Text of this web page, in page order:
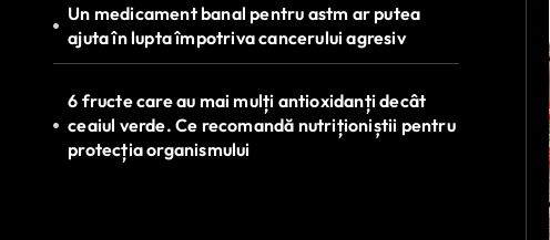
Un medicament banal pentru astm ar putea
ajuta în lupta împotriva cancerului agresiv
6 fructe care au mai mulți antioxidanți decât
ceaiul verde. Ce recomandă nutriționiștii pentru
protecția organismului